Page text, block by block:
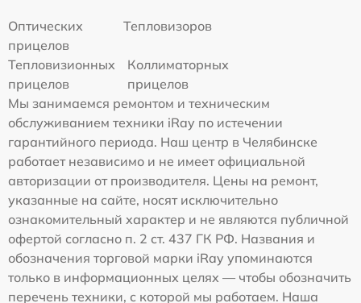
Оптических
прицелов
Тепловизоров
Тепловизионных
прицелов
Коллиматорных
прицелов
Мы занимаемся ремонтом и техническим
обслуживанием техники iRay по истечении
гарантийного периода. Наш центр в Челябинске
работает независимо и не имеет официальной
авторизации от производителя. Цены на ремонт,
указанные на сайте, носят исключительно
ознакомительный характер и не являются публичной
офертой согласно п. 2 ст. 437 ГК РФ. Названия и
обозначения торговой марки iRay упоминаются
только в информационных целях — чтобы обозначить
перечень техники, с которой мы работаем. Наша